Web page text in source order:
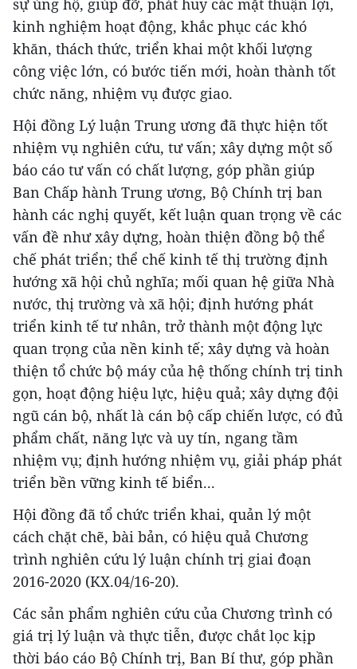
sự ủng hộ, giúp đỡ, phát huy các mặt thuận lợi,
kinh nghiệm hoạt động, khắc phục các khó
khăn, thách thức, triển khai một khối lượng
công việc lớn, có bước tiến mới, hoàn thành tốt
chức năng, nhiệm vụ được giao.
Hội đồng Lý luận Trung ương đã thực hiện tốt
nhiệm vụ nghiên cứu, tư vấn; xây dựng một số
báo cáo tư vấn có chất lượng, góp phần giúp
Ban Chấp hành Trung ương, Bộ Chính trị ban
hành các nghị quyết, kết luận quan trọng về các
vấn đề như xây dựng, hoàn thiện đồng bộ thể
chế phát triển; thể chế kinh tế thị trường định
hướng xã hội chủ nghĩa; mối quan hệ giữa Nhà
nước, thị trường và xã hội; định hướng phát
triển kinh tế tư nhân, trở thành một động lực
quan trọng của nền kinh tế; xây dựng và hoàn
thiện tổ chức bộ máy của hệ thống chính trị tinh
gọn, hoạt động hiệu lực, hiệu quả; xây dựng đội
ngũ cán bộ, nhất là cán bộ cấp chiến lược, có đủ
phẩm chất, năng lực và uy tín, ngang tầm
nhiệm vụ; định hướng nhiệm vụ, giải pháp phát
triển bền vững kinh tế biển...
Hội đồng đã tổ chức triển khai, quản lý một
cách chặt chẽ, bài bản, có hiệu quả Chương
trình nghiên cứu lý luận chính trị giai đoạn
2016-2020 (KX.04/16-20).
Các sản phẩm nghiên cứu của Chương trình có
giá trị lý luận và thực tiễn, được chắt lọc kịp
thời báo cáo Bộ Chính trị, Ban Bí thư, góp phần